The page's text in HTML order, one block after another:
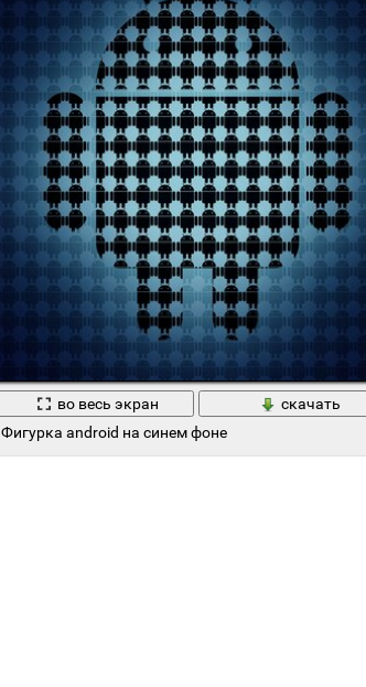
во весь экран
скачать
Фигурка android на синем фоне